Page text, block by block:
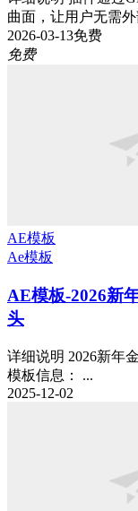
曲面，让用户无需外
2026-03-13免费
免费
AE模板
Ae模板
AE模板-2026新
头
详细说明 2026新年
模板信息： ...
2025-12-02